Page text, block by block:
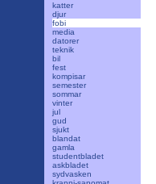
katter
djur
fobi
media
datorer
teknik
bil
fest
kompisar
semester
sommar
vinter
jul
gud
sjukt
blandat
gamla
studentbladet
askbladet
sydvasken